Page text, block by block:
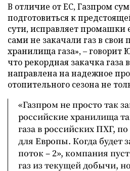
В отличие от ЕС, Газпром
подготовиться к
сути, исправляет промашки
сами не закачали газ в свои
хранилища газа», – говорит
что рекордная закачка газа
направлена на надежное
отопительного сезона не
«Газпром не просто так
российские хранилища
газа в российских ПХГ,
для Европы. Когда будет
поток – 2», компания
газ из текущей добычи,